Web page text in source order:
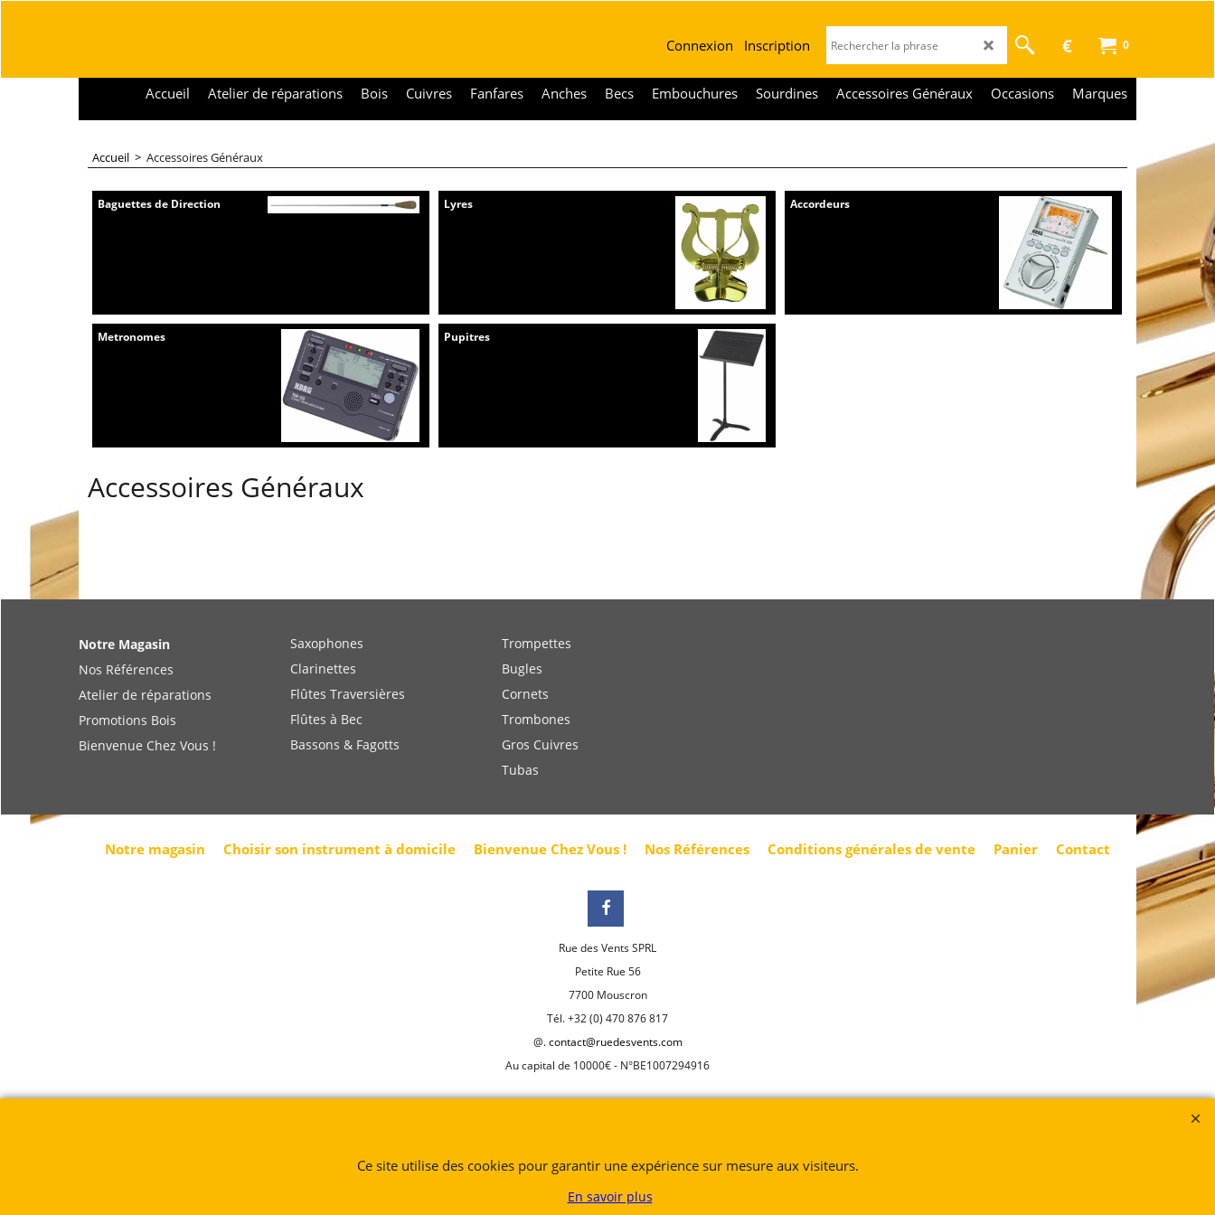
0
€
Connexion Inscription
Accueil Atelier de réparations Bois Cuivres Fanfares Anches Becs Embouchures Sourdines Accessoires Généraux Occasions Marques
Accueil > Accessoires Généraux
Baguettes de Direction Lyres Accordeurs
Metronomes Pupitres
Accessoires Généraux
Notre Magasin
Nos Références
Atelier de réparations
Promotions Bois
Bienvenue Chez Vous !
Saxophones
Clarinettes
Flûtes Traversières
Flûtes à Bec
Bassons & Fagotts
Trompettes
Bugles
Cornets
Trombones
Gros Cuivres
Tubas
Notre magasin Choisir son instrument à domicile Bienvenue Chez Vous ! Nos Références Conditions générales de vente Panier Contact
Rue des Vents SPRL
Petite Rue 56
7700 Mouscron
Tél. +32 (0) 470 876 817
@.contact@ruedesvents.com
Au capital de 10000€ - N°BE1007294916
Ce site utilise des cookies pour garantir une expérience sur mesure aux visiteurs.
En savoir plus